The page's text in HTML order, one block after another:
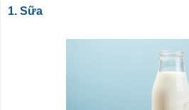
1. Sữa